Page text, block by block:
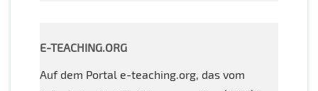
E-TEACHING.ORG
Auf dem Portal e-teaching.org, das vom